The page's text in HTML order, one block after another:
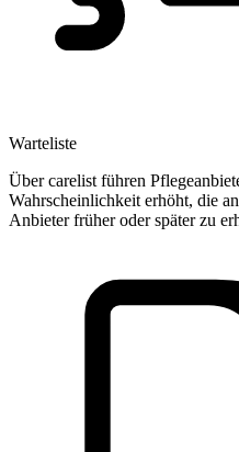
Warteliste
Über carelist führen
Wahrscheinlichkeit erhöht, die
Anbieter früher oder später zu